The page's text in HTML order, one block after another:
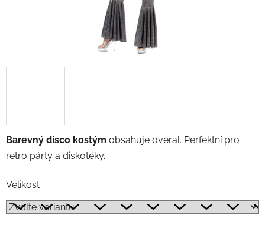
Barevný disco kostým obsahuje overal. Perfektní pro
retro párty a diskotéky.
Velikost